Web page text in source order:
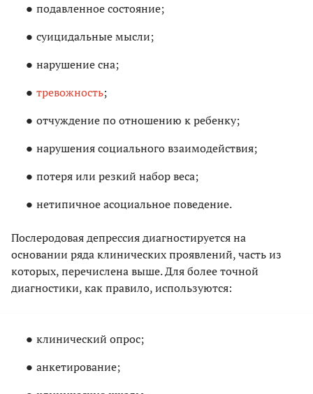
подавленное состояние;
суицидальные мысли;
нарушение сна;
тревожность;
отчуждение по отношению к ребенку;
нарушения социального взаимодействия;
потеря или резкий набор веса;
нетипичное асоциальное поведение.
Послеродовая депрессия диагностируется на
основании ряда клинических проявлений, часть из
которых, перечислена выше. Для более точной
диагностики, как правило, используются:
клинический опрос;
анкетирование;